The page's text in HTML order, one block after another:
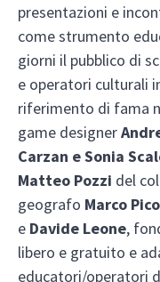
presentazioni e
come strumento
giorni il pubblico di
e operatori culturali
riferimento di fama
game designer
Carzan e Sonia
Matteo Pozzi del
geografo Marco
e Davide Leone,
libero e gratuito e
educatori/operatori